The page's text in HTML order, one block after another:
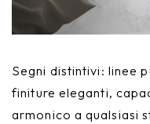
Segni distintivi: linee
finiture eleganti,
armonico a qualsiasi